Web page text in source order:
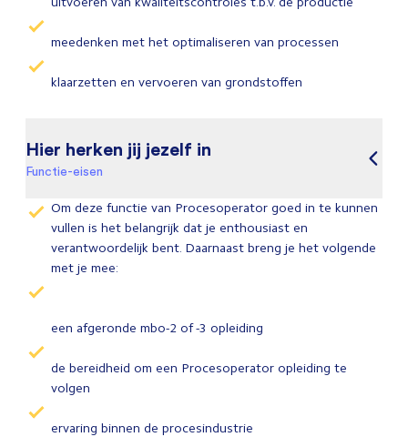
meedenken met het optimaliseren van processen
klaarzetten en vervoeren van grondstoffen
Hier herken jij jezelf in
Functie-eisen
Om deze functie van Procesoperator goed in te kunnen
vullen is het belangrijk dat je enthousiast en
verantwoordelijk bent. Daarnaast breng je het volgende
met je mee:
een afgeronde mbo-2 of -3 opleiding
de bereidheid om een Procesoperator opleiding te
volgen
ervaring binnen de procesindustrie